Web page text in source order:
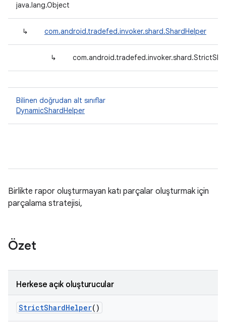
java.lang.Object
↳ com.android.tradefed.invoker.shard.ShardHelper
↳
Bilinen doğrudan alt sınıflar
DynamicShardHelper
Birlikte rapor oluşturmayan katı parçalar oluşturmak için
parçalama stratejisi,
Özet
Herkese açık oluşturucular
StrictShardHelper()